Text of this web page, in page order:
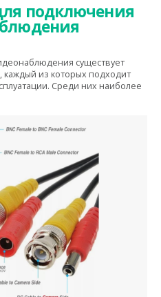
подключения
существует
каждый из которых подходит
Среди них наиболее